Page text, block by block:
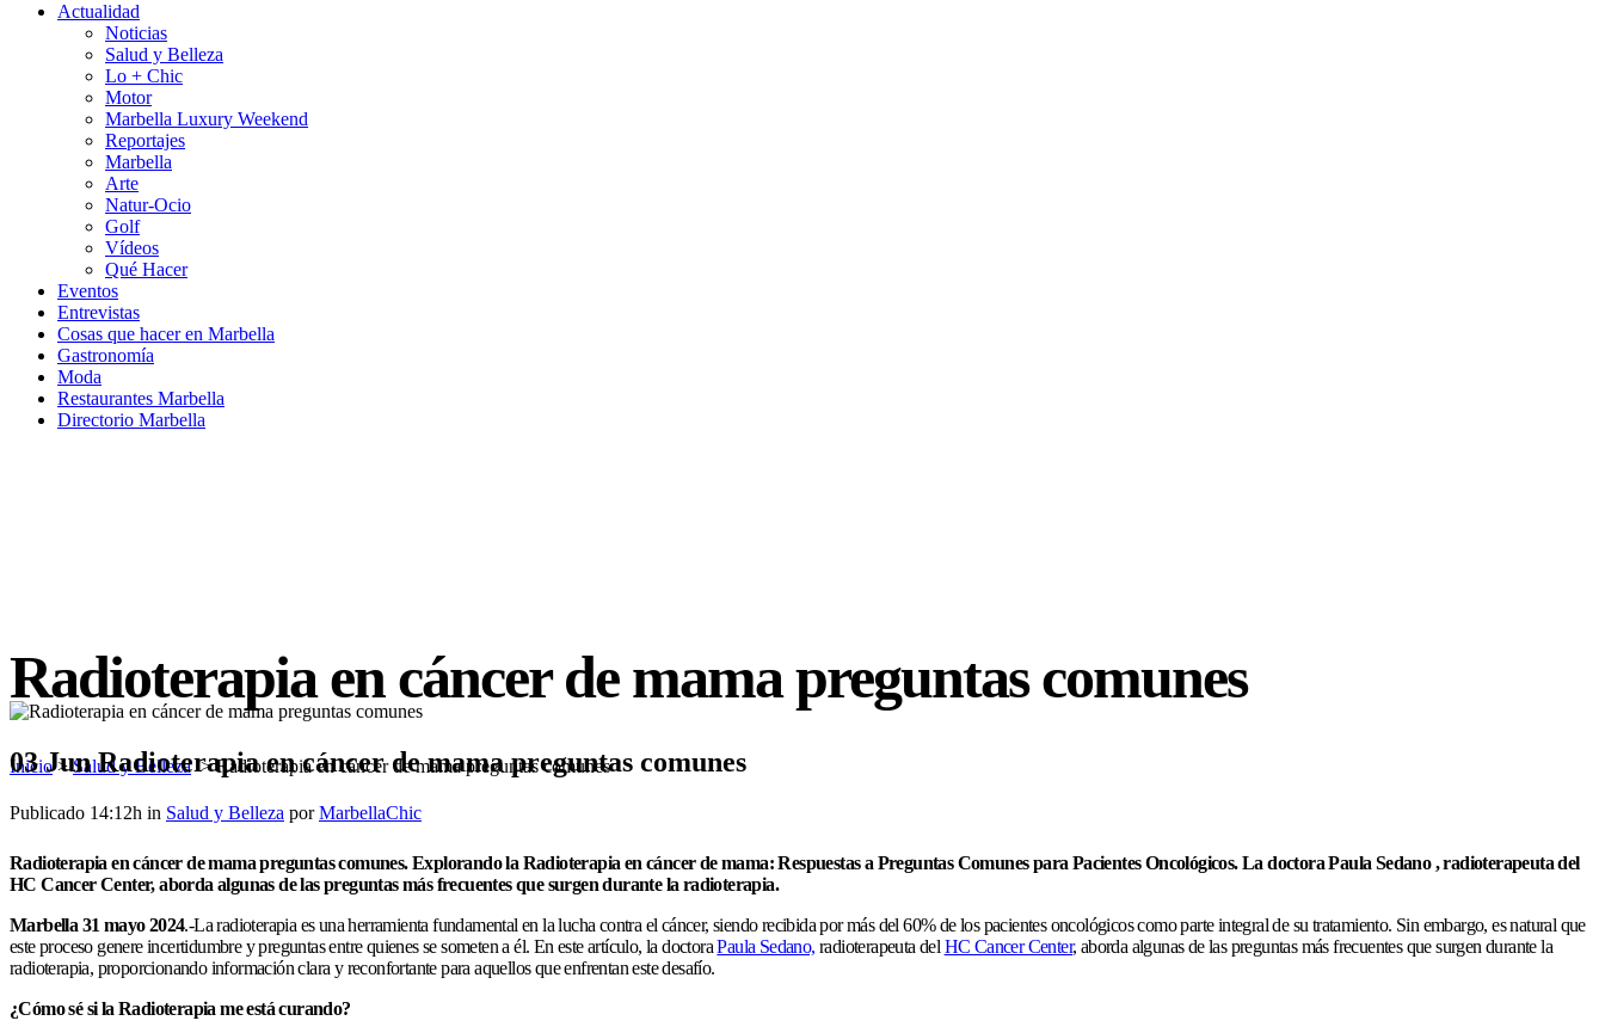
Actualidad
Noticias
Salud y Belleza
Lo + Chic
Motor
Marbella Luxury Weekend
Reportajes
Marbella
Arte
Natur-Ocio
Golf
Vídeos
Qué Hacer
Eventos
Entrevistas
Cosas que hacer en Marbella
Gastronomía
Moda
Restaurantes Marbella
Directorio Marbella
Radioterapia en cáncer de mama preguntas comunes
Inicio>Salud y Belleza >Radioterapia en cáncer de mama preguntas comunes
03 JunRadioterapia en cáncer de mama preguntas comunes
Publicado 14:12h in Salud y Belleza porMarbellaChic
Radioterapia en cáncer de mama preguntas comunes. Explorando la Radioterapia en cáncer de mama: Respuestas a Preguntas Comunes para Pacientes Oncológicos. La doctora Paula Sedano , radioterapeuta del
HC Cancer Center, aborda algunas de las preguntas más frecuentes que surgen durante la radioterapia.
Marbella 31 mayo 2024.-La radioterapia es una herramienta fundamental en la lucha contra el cáncer, siendo recibida por más del 60% de los pacientes oncológicos como parte integral de su tratamiento. Sin embargo, es natural que
este proceso genere incertidumbre y preguntas entre quienes se someten a él. En este artículo, la doctoraPaula Sedano, radioterapeuta del HC Cancer Center, aborda algunas de las preguntas más frecuentes que surgen durante la
radioterapia, proporcionando información clara y reconfortante para aquellos que enfrentan este desafío.
¿Cómo sé si la Radioterapia me está curando?